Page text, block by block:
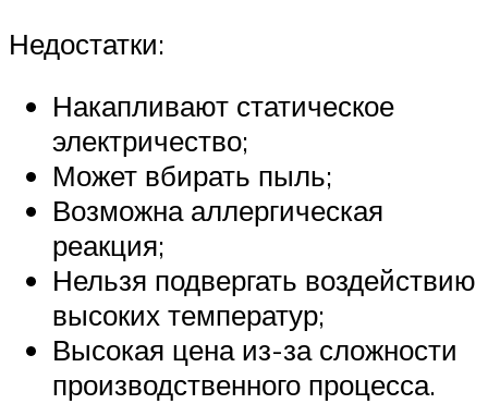
Недостатки:
Накапливают статическое
электричество;
Может вбирать пыль;
Возможна аллергическая
реакция;
Нельзя подвергать воздействию
высоких температур;
Высокая цена из-за сложности
производственного процесса.